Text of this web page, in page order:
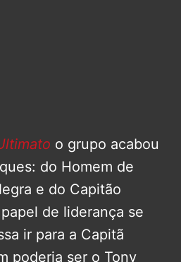
o grupo acabou
do Homem de
e do Capitão
de liderança se
ir para a Capitã
poderia ser o Tony